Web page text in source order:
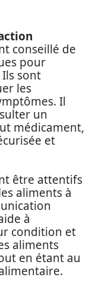
conseillé de
pour
Ils sont
les
Il
un
médicament,
et
être attentifs
aliments à
à
condition et
aliments
en étant au